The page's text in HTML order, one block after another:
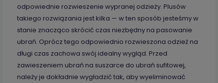
odpowiednie rozwieszenie wypranej odzieży. Plusów
takiego rozwiązania jest kilka — w ten sposób jesteśmy w
stanie znacząco skrócić czas niezbędny na pasowanie
ubrań. Oprócz tego odpowiednio rozwieszona odzież na
długi czas zachowa swój idealny wygląd. Przed
zawieszeniem ubrań na suszarce do ubrań sufitowej,
należy je dokładnie wygładzić tak, aby wyeliminować